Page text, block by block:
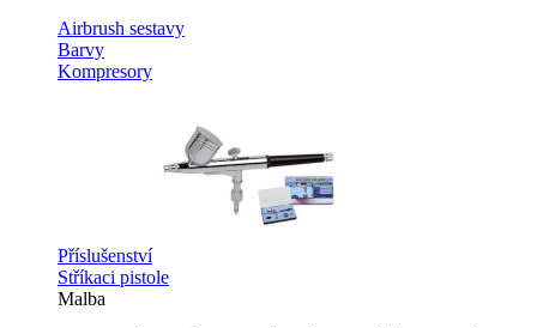
Airbrush sestavy
Barvy
Kompresory
Příslušenství
Stříkaci pistole
Malba